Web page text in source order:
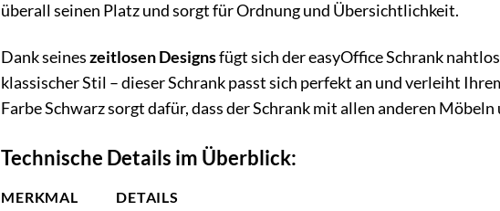
überall seinen Platz und sorgt für Ordnung und Übersichtlichkeit.
Dank seineszeitlosen Designsfügt sich der easyOffice Schrank
klassischer Stil – dieser Schrank passt sich perfekt an und verleiht
Farbe Schwarz sorgt dafür, dass der Schrank mit allen anderen
Technische Details im Überblick:
MERKMAL
DETAILS